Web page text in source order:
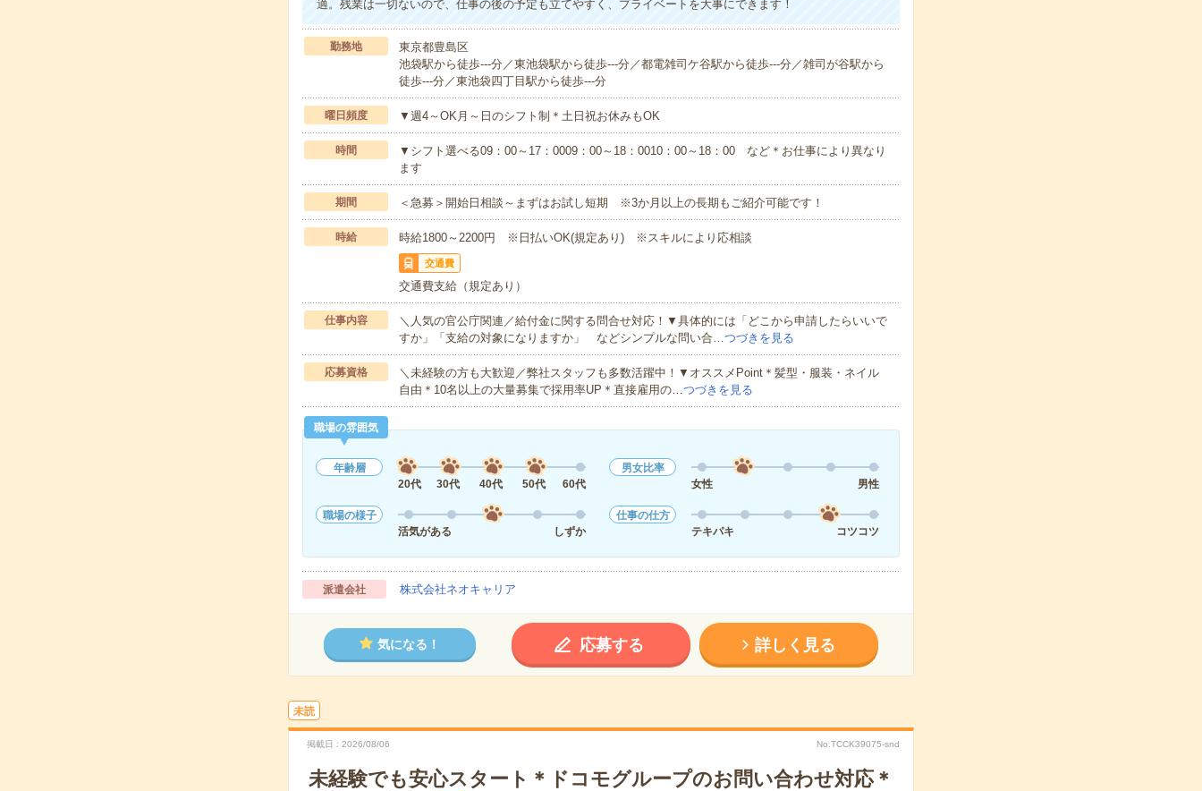
適。残業は一切ないので、仕事の後の予定も立てやすく、プライベートを大事にできます！
勤務地
東京都豊島区
池袋駅から徒歩---分／東池袋駅から徒歩---分／都電雑司ケ谷駅から徒歩---分／雑司が谷駅から
徒歩---分／東池袋四丁目駅から徒歩---分
曜日頻度 ▼週4～OK月～日のシフト制＊土日祝お休みもOK
時間
▼シフト選べる09：00～17：0009：00～18：0010：00～18：00 など＊お仕事により異なり
ます
期間 ＜急募＞開始日相談～まずはお試し短期 ※3か月以上の長期もご紹介可能です！
時給 時給1800～2200円 ※日払いOK(規定あり) ※スキルにより応相談
交通費
交通費支給（規定あり）
仕事内容
＼人気の官公庁関連／給付金に関する問合せ対応！▼具体的には「どこから申請したらいいで
すか」「支給の対象になりますか」 などシンプルな問い合…つづきを見る
応募資格
＼未経験の方も大歓迎／弊社スタッフも多数活躍中！▼オススメPoint＊髪型・服装・ネイル
自由＊10名以上の大量募集で採用率UP＊直接雇用の…つづきを見る
職場の雰囲気
年齢層
20代
30代 40代 50代 60代
男女比率
女性
男性
職場の様子
活気がある
しずか
仕事の仕方
テキパキ
コツコツ
派遣会社 株式会社ネオキャリア
気になる！ 応募する 詳しく見る
未読
掲載日 2026/08/06 No.TCCK39075-snd
未経験でも安心スタート＊ドコモグループのお問い合わせ対応＊